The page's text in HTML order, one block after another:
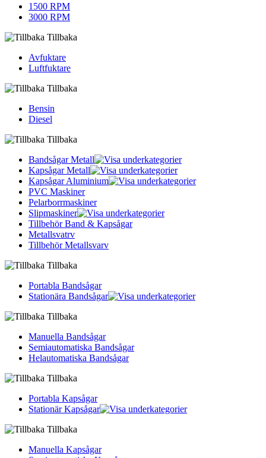
1500 RPM
3000 RPM
Tillbaka
Avfuktare
Luftfuktare
Tillbaka
Bensin
Diesel
Tillbaka
Bandsågar Metall
Kapsågar Metall
Kapsågar Aluminium
PVC Maskiner
Pelarborrmaskiner
Slipmaskiner
Tillbehör Band & Kapsågar
Metallsvatrv
Tillbehör Metallsvarv
Tillbaka
Portabla Bandsågar
Stationära Bandsågar
Tillbaka
Manuella Bandsågar
Semiautomatiska Bandsågar
Helautomatiska Bandsågar
Tillbaka
Portabla Kapsågar
Stationär Kapsågar
Tillbaka
Manuella Kapsågar